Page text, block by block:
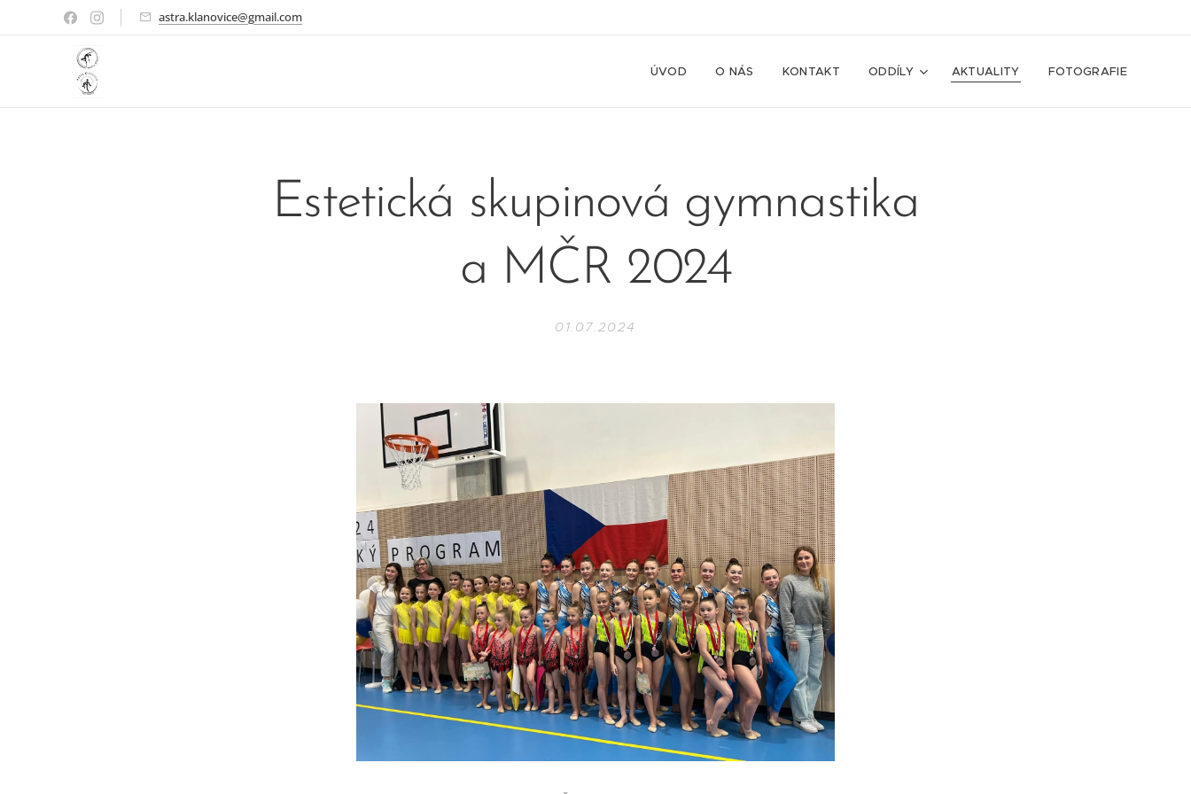
astra.klanovice@gmail.com
ÚVOD O NÁS KONTAKT ODDÍLY AKTUALITY FOTOGRAFIE
Estetická skupinová gymnastika
a MČR 2024
01.07.2024